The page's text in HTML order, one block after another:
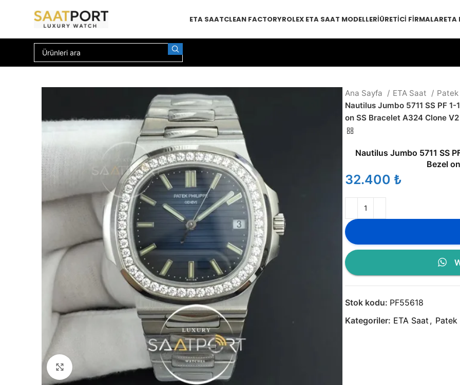
ETA SAATCLEAN FACTORYROLEX ETA SAAT MODELLERIÜRETICI FIRMALARETA
Büyütmek için tıklayın
Ana Sayfa ETA Saat
Nautilus Jumbo 5711 SS PF
on SS Bracelet A324 Clone V2
Nautilus Jumbo 5711 SS
Bezel
₺
Stok kodu: PF55618
Kategoriler: ETA Saat , Patek